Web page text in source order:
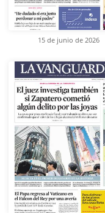
15 de junio de 2026